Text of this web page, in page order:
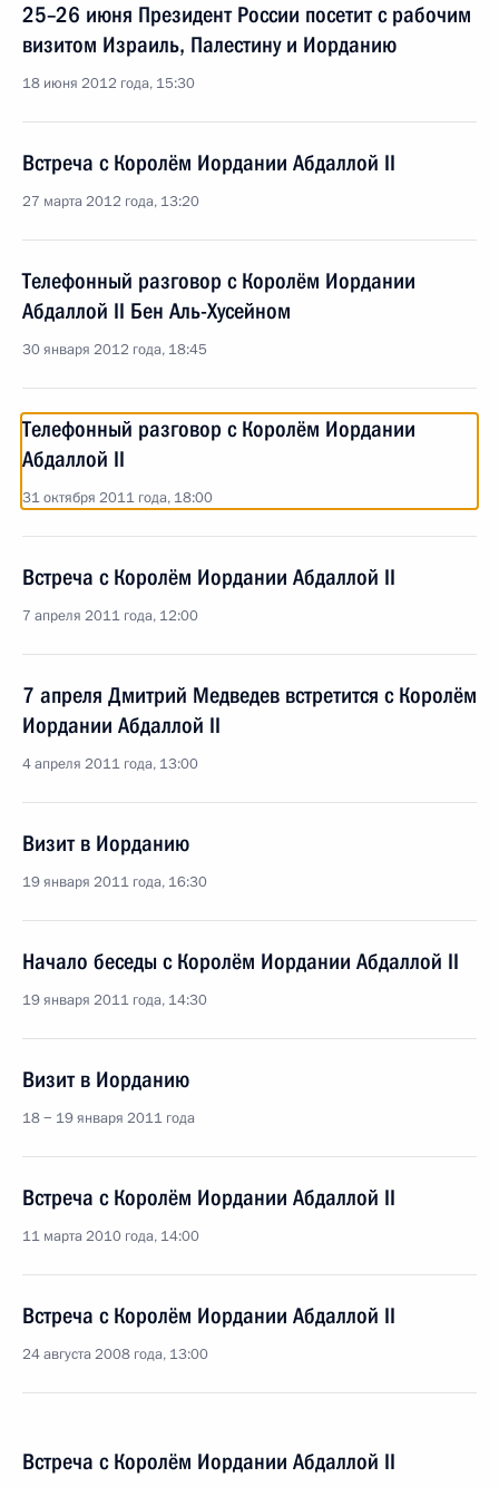
25–26 июня Президент России посетит с рабочим
визитом Израиль, Палестину и Иорданию
18 июня 2012 года, 15:30
Встреча с Королём Иордании Абдаллой II
27 марта 2012 года, 13:20
Телефонный разговор с Королём Иордании
Абдаллой II Бен Аль-Хусейном
30 января 2012 года, 18:45
Телефонный разговор с Королём Иордании
Абдаллой II
31 октября 2011 года, 18:00
Встреча с Королём Иордании Абдаллой II
7 апреля 2011 года, 12:00
7 апреля Дмитрий Медведев встретится с Королём
Иордании Абдаллой II
4 апреля 2011 года, 13:00
Визит в Иорданию
19 января 2011 года, 16:30
Начало беседы с Королём Иордании Абдаллой II
19 января 2011 года, 14:30
Визит в Иорданию
18 − 19 января 2011 года
Встреча с Королём Иордании Абдаллой II
11 марта 2010 года, 14:00
Встреча с Королём Иордании Абдаллой II
24 августа 2008 года, 13:00
Встреча с Королём Иордании Абдаллой II